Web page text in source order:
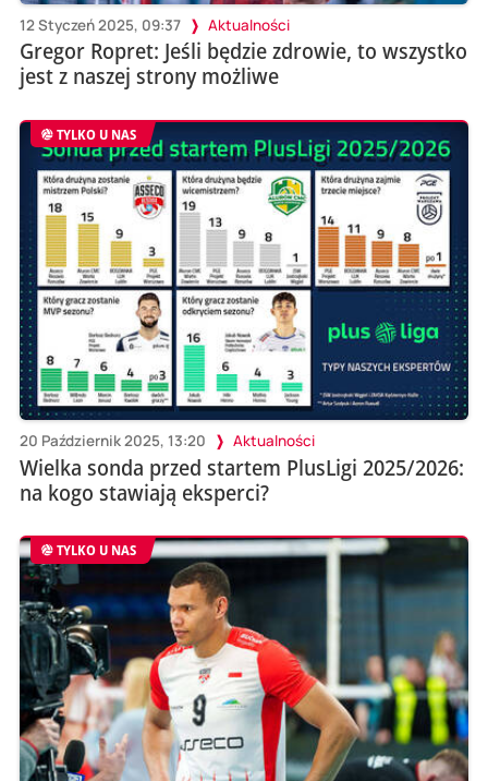
12 Styczeń 2025, 09:37 Aktualności
Gregor Ropret: Jeśli będzie zdrowie, to wszystko
jest z naszej strony możliwe
TYLKO U NAS
20 Październik 2025, 13:20 Aktualności
Wielka sonda przed startem PlusLigi 2025/2026:
na kogo stawiają eksperci?
TYLKO U NAS